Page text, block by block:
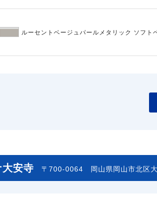
ルーセントベージュパールメタリック ソフト
安寺 〒700-0064 岡山県岡山市北区